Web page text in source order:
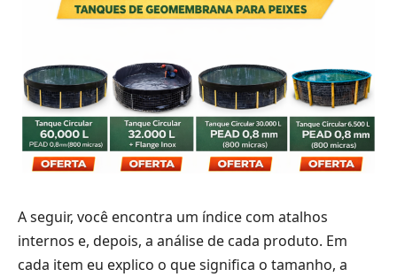
A seguir, você encontra um índice com atalhos
internos e, depois, a análise de cada produto. Em
cada item eu explico o que significa o tamanho, a